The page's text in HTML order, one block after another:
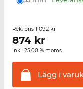
Rek. pris 1 092 kr
874kr
Inkl. 25.00 % moms
Lägg i